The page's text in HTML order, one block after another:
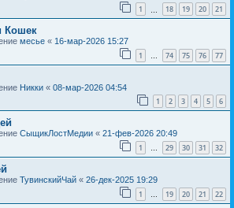
1 18 19 20 21
Кошек
месье « 16-мар-2026 15:27
1 … 74 75 76 77
Никки « 08-мар-2026 04:54
1 2 3 4 5 6
СыщикЛостМедии « 21-фев-2026 20:49
1 … 29 30 31 32
ТувинскийЧай « 26-дек-2025 19:29
1 … 19 20 21 22